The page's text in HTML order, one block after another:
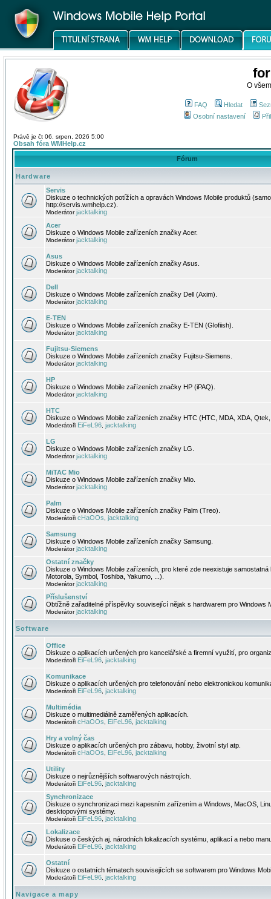
O
FAQ Hledat
Osobní nastavení
Právě je čt 06. srpen, 2026 5:00
Obsah fóra WMHelp.cz
Fórum
Hardware
Servis
Diskuze o technických potížích a opravách Windows Mobile produktů
http://servis.wmhelp.cz).
Moderátorjacktalking
Acer
Diskuze o Windows Mobile zařízeních značky Acer.
Moderátorjacktalking
Asus
Diskuze o Windows Mobile zařízeních značky Asus.
Moderátorjacktalking
Dell
Diskuze o Windows Mobile zařízeních značky Dell (Axim).
Moderátorjacktalking
E-TEN
Diskuze o Windows Mobile zařízeních značky E-TEN (Glofiish).
Moderátorjacktalking
Fujitsu-Siemens
Diskuze o Windows Mobile zařízeních značky Fujitsu-Siemens.
Moderátorjacktalking
HP
Diskuze o Windows Mobile zařízeních značky HP (iPAQ).
Moderátorjacktalking
HTC
Diskuze o Windows Mobile zařízeních značky HTC (HTC, MDA, XDA,
Moderátoři EiFeL96 jacktalking
LG
Diskuze o Windows Mobile zařízeních značky LG.
Moderátorjacktalking
MiTAC Mio
Diskuze o Windows Mobile zařízeních značky Mio.
Moderátorjacktalking
Palm
Diskuze o Windows Mobile zařízeních značky Palm (Treo).
Moderátoři cHaOOs jacktalking
Samsung
Diskuze o Windows Mobile zařízeních značky Samsung.
Moderátorjacktalking
Ostatní značky
Diskuze o Windows Mobile zařízeních, pro které zde neexistuje
Motorola, Symbol, Toshiba, Yakumo, ...).
Moderátorjacktalking
Příslušenství
Obtížně zařaditelné příspěvky související nějak s hardwarem pro Windows
Moderátorjacktalking
Software
Office
Diskuze o aplikacích určených pro kancelářské a firemní využití, pro
Moderátoři EiFeL96 jacktalking
Komunikace
Diskuze o aplikacích určených pro telefonování nebo elektronickou
Moderátoři EiFeL96 jacktalking
Multimédia
Diskuze o multimediálně zaměřených aplikacích.
Moderátoři cHaOOs EiFeL96 jacktalking
Hry a volný čas
Diskuze o aplikacích určených pro zábavu, hobby, životní styl atp.
Moderátoři cHaOOs EiFeL96 jacktalking
Utility
Diskuze o nejrůznějších softwarových nástrojích.
Moderátoři EiFeL96 jacktalking
Synchronizace
Diskuze o synchronizaci mezi kapesním zařízením a Windows, MacOS,
desktopovými systémy.
Moderátoři EiFeL96 jacktalking
Lokalizace
Diskuse o českých aj. národních lokalizacích systému, aplikací a nebo
Moderátoři EiFeL96 jacktalking
Ostatní
Diskuze o ostatních tématech souvisejících se softwarem pro Windows
Moderátoři EiFeL96 jacktalking
Navigace a mapy